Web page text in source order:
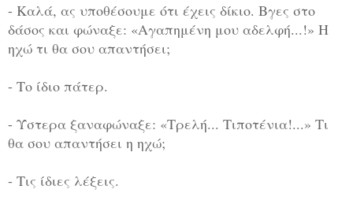
- Καλά, ας υποθέσουμε ότι έχεις δίκιο. Βγες στο
δάσος και φώναξε: «Αγαπημένη μου αδελφή...!» Η
ηχώ τι θα σου απαντήσει;
- Το ίδιο πάτερ.
- Ύστερα ξαναφώναξε: «Τρελή... Τιποτένια!...» Τι
θα σου απαντήσει η ηχώ;
- Τις ίδιες λέξεις.